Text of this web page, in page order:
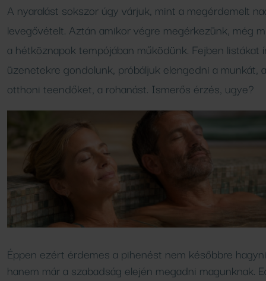
FÜRDŐ
Medencék
Csúszdák
Szaunaszeánszok
VENDÉGLÁTÁS
Vendéglátóhelyeink
AJÁNLATOK
Aktuális ajánlataink
Áraink
SPA SHOP
Naturkozmetikumok
A nyaralást sokszor úgy várjuk, mint a megérdemelt
levegővételt. Aztán amikor végre megérkezünk, még
a hétköznapok tempójában működünk. Fejben listákat
üzenetekre gondolunk, próbáljuk elengedni a munkát,
otthoni teendőket, a rohanást. Ismerős érzés, ugye?
Éppen ezért érdemes a pihenést nem későbbre
hanem már a szabadság elején megadni magunknak.